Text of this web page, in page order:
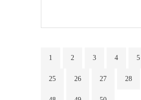
1 2 3 4 5
25 26 27 28